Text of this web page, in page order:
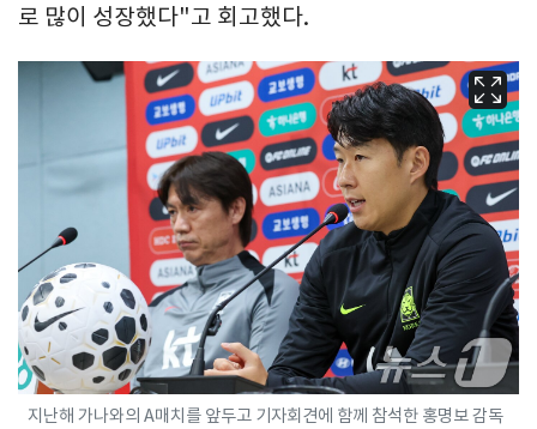
로 많이 성장했다"고 회고했다.
지난해 가나와의 A매치를 앞두고 기자회견에 함께 참석한 홍명보 감독